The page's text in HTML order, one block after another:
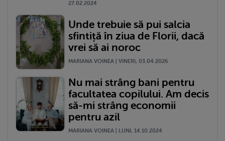
27.02.2024
Unde trebuie să pui salcia
sfintiță în ziua de Florii, dacă
vrei să ai noroc
MARIANA VOINEA | VINERI, 03.04.2026
Nu mai strâng bani pentru
facultatea copilului. Am decis
să-mi strâng economii
pentru azil
MARIANA VOINEA | LUNI, 14.10.2024